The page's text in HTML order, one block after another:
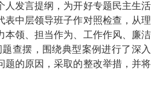
人发言提纲，为开好专题民主生活
表中层领导班子作对照检查，从理
本领、担当作为、工作作风、廉洁
查摆，围绕典型案例进行了深入
题的原因，采取的整改举措，并将